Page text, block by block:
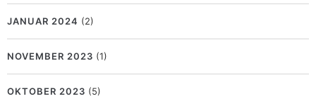
JANUAR 2024 (2)
NOVEMBER 2023 (1)
OKTOBER 2023 (5)